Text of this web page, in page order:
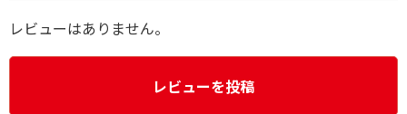
レビューはありません。
レビューを投稿